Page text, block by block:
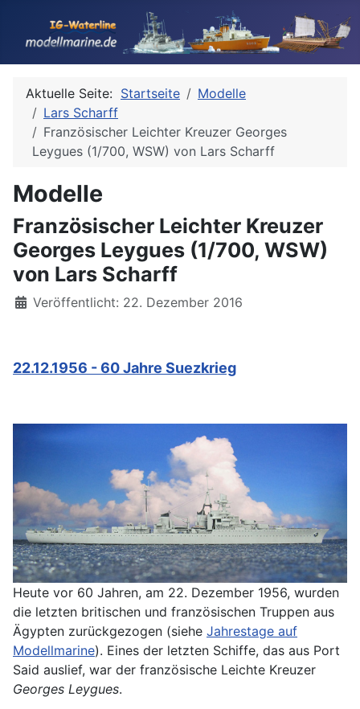
Aktuelle Seite: Startseite
Modelle
Lars Scharff
Französischer Leichter Kreuzer Georges
Leygues (1/700, WSW) von Lars Scharff
Modelle
Französischer Leichter Kreuzer
Georges Leygues (1/700, WSW)
von Lars Scharff
Details
Veröffentlicht: 22. Dezember 2016
22.12.1956 - 60 Jahre Suezkrieg
Heute vor 60 Jahren, am 22. Dezember 1956, wurden
die letzten britischen und französischen Truppen aus
Ägypten zurückgezogen (siehe Jahrestage auf
Modellmarine). Eines der letzten Schiffe, das aus Port
Said auslief, war der französische Leichte Kreuzer
Georges Leygues.